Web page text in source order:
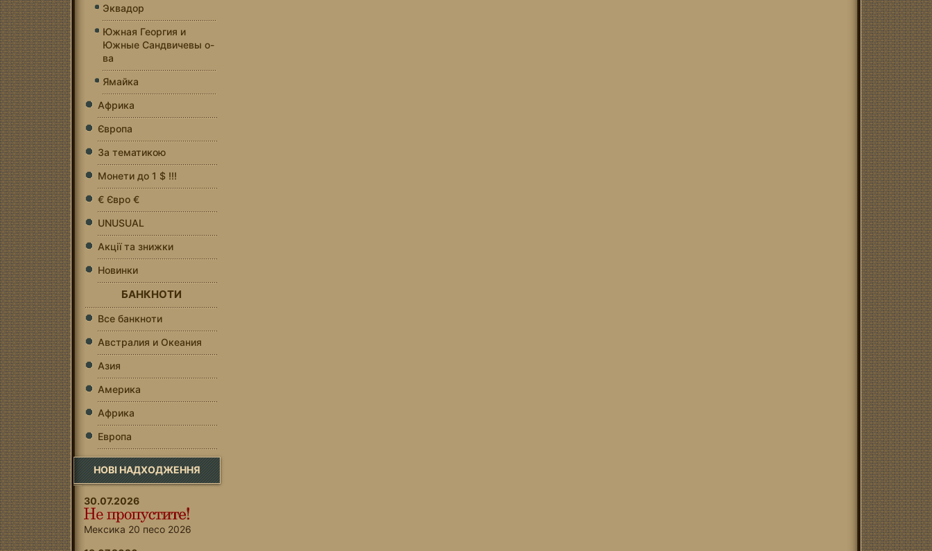
Эквадор
Южная Георгия и
Южные Сандвичевы о-
ва
Ямайка
Африка
Європа
За тематикою
Монети до 1 $ !!!
€ Євро €
UNUSUAL
Акції та знижки
Новинки
БАНКНОТИ
Все банкноти
Австралия и Океания
Азия
Америка
Африка
Европа
НОВІ НАДХОДЖЕННЯ
30.07.2026
Мексика 20 песо 2026